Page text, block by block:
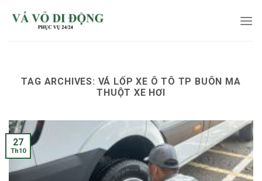
TAG ARCHIVES: VÁ LỐP XE Ô TÔ TP BUÔN MA
THUỘT XE HƠI
27
Th10